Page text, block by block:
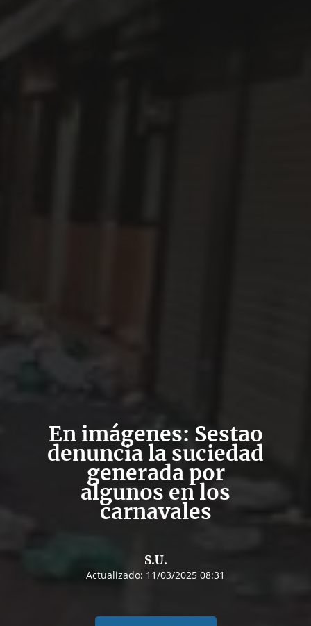
En imágenes: Sestao
denuncia la suciedad
generada por
algunos en los
carnavales
S.U.
Actualizado: 11/03/2025 08:31